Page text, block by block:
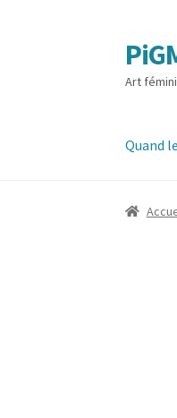
Aller
à
la
Aller
au
contenu
Art
Quand